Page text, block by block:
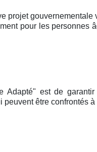
projet
pour les personnes
Adapté" est de
peuvent être confrontés